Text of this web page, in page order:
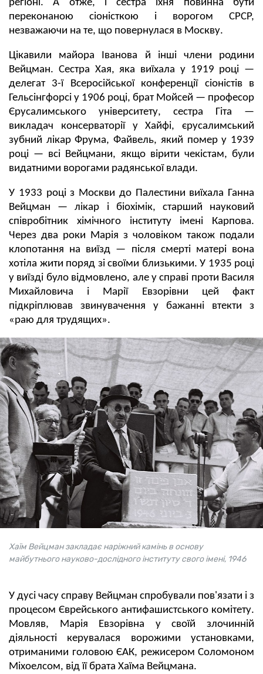
регіоні. А отже, і сестра їхня повинна бути
переконаною сіоністкою і ворогом СРСР,
незважаючи на те, що повернулася в Москву.
Цікавили майора Іванова й інші члени родини
Вейцман. Сестра Хая, яка виїхала у 1919 році —
делегат 3-ї Всеросійської конференції сіоністів в
Гельсінгфорсі у 1906 році, брат Мойсей — професор
Єрусалимського університету, сестра Гіта —
викладач консерваторії у Хайфі, єрусалимський
зубний лікар Фрума, Файвель, який помер у 1939
році — всі Вейцмани, якщо вірити чекістам, були
видатними ворогами радянської влади.
У 1933 році з Москви до Палестини виїхала Ганна
Вейцман — лікар і біохімік, старший науковий
співробітник хімічного інституту імені Карпова.
Через два роки Марія з чоловіком також подали
клопотання на виїзд — після смерті матері вона
хотіла жити поряд зі своїми близькими. У 1935 році
у виїзді було відмовлено, але у справі проти Василя
Михайловича і Марії Евзорівни цей факт
підкріплював звинувачення у бажанні втекти з
«раю для трудящих».
Хаїм Вейцман закладає наріжний камінь в основу
майбутнього науково-дослідного інституту свого імені, 1946
У дусі часу справу Вейцман спробували пов'язати і з
процесом Єврейського антифашистського комітету.
Мовляв, Марія Евзорівна у своїй злочинній
діяльності керувалася ворожими установками,
отриманими головою ЄАК, режисером Соломоном
Міхоелсом, від її брата Хаїма Вейцмана.